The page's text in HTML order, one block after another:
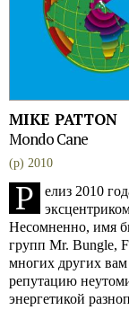
MIKE PATTON
Mondo Cane
(p) 2010
Р
елиз 2010
Несомненно, имя
групп Mr. Bungle,
многих других
репутацию
энергетикой